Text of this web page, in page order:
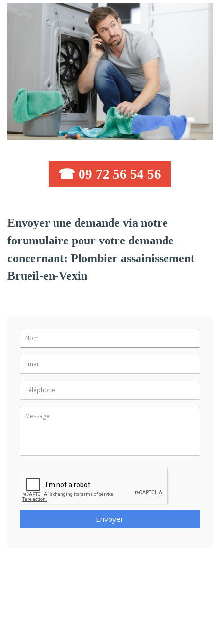
☎ 09 72 56 54 56
Envoyer une demande via notre
forumulaire pour votre demande
concernant: Plombier assainissement
Brueil-en-Vexin
Envoyer